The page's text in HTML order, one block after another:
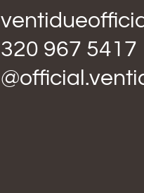
320 967 5417